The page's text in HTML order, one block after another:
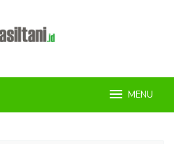
MENU